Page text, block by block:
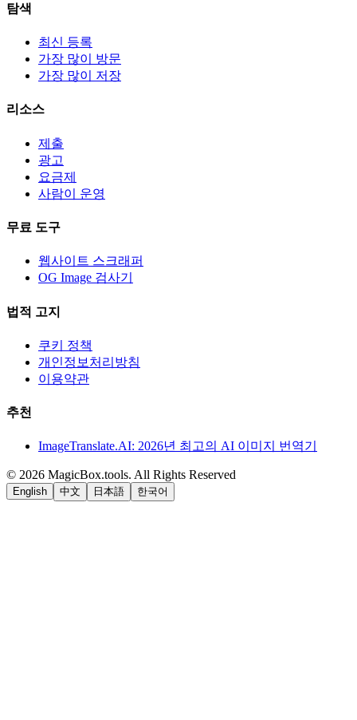
탐색
최신 등록
가장 많이 방문
가장 많이 저장
리소스
제출
광고
요금제
사람이 운영
무료 도구
웹사이트 스크래퍼
OG Image 검사기
법적 고지
쿠키 정책
개인정보처리방침
이용약관
추천
ImageTranslate.AI: 2026년 최고의 AI 이미지 번역기
© 2026 MagicBox.tools. All Rights Reserved
English 中文 日本語 한국어